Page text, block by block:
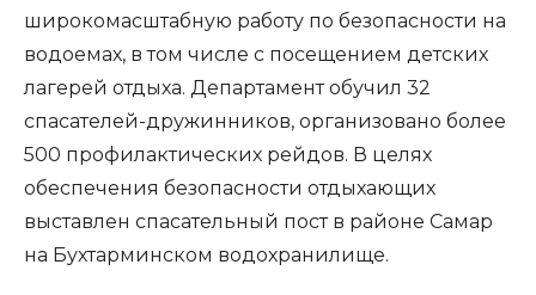
широкомасштабную работу по безопасности на
водоемах, в том числе с посещением детских
лагерей отдыха. Департамент обучил 32
спасателей-дружинников, организовано более
500 профилактических рейдов. В целях
обеспечения безопасности отдыхающих
выставлен спасательный пост в районе Самар
на Бухтарминском водохранилище.